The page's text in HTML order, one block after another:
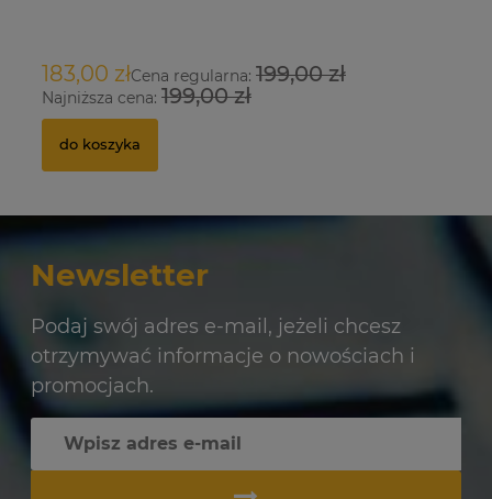
183,00 złCena regularna: 199,00 zł
Najniższa cena: 199,00 zł
do koszyka
Newsletter
Podaj swój adres e-mail, jeżeli chcesz
otrzymywać informacje o nowościach i
promocjach.